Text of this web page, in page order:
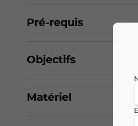
Pré-requis
Objectifs
Matériel